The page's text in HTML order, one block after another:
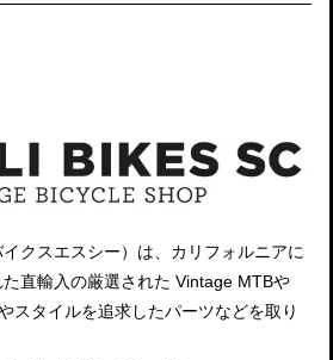
クスエスシー）は、カリフォルニアに
直輸入の厳選された Vintage MTBや
スタイルを追求したパーツなどを取り